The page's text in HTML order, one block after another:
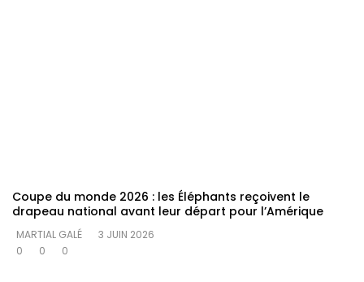
Coupe du monde 2026 : les Éléphants reçoivent le
drapeau national avant leur départ pour l’Amérique
MARTIAL GALÉ
3 JUIN 2026
0
0 0